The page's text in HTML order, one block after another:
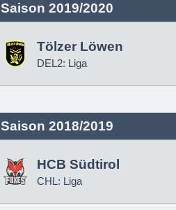
Saison 2019/2020
Tölzer Löwen
DEL2: Liga
Saison 2018/2019
HCB Südtirol
CHL: Liga